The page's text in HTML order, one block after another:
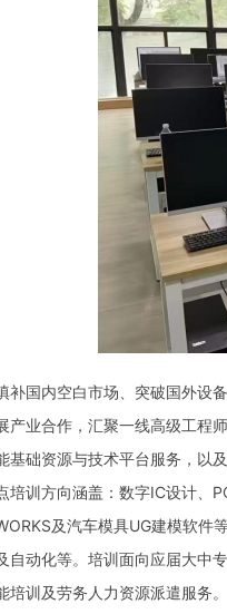
国内空白市场、突破国外设备
产业合作，汇聚一线高级工程
基础资源与技术平台服务，以
训方向涵盖：数字IC设计、
及汽车模具UG建模软件
自动化等。培训面向应届大中
培训及劳务人力资源派遣服务。